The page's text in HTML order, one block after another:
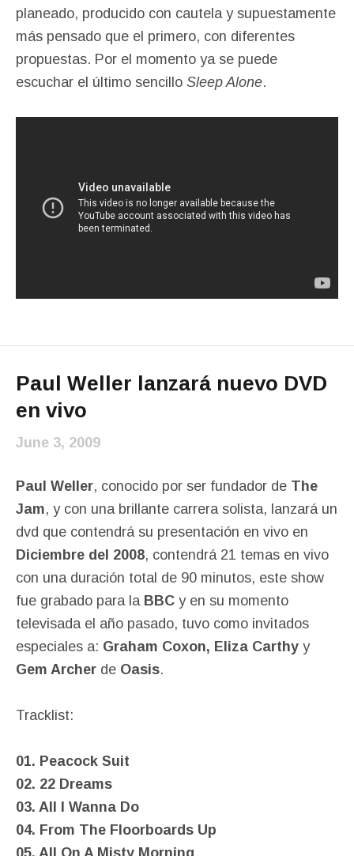
planeado, producido con cautela y supuestamente
más pensado que el primero, con diferentes
propuestas. Por el momento ya se puede
escuchar el último sencillo Sleep Alone.
Paul Weller lanzará nuevo DVD
en vivo
June 3, 2009
Paul Weller, conocido por ser fundador de The
Jam, y con una brillante carrera solista, lanzará un
dvd que contendrá su presentación en vivo en
Diciembre del 2008, contendrá 21 temas en vivo
con una duración total de 90 minutos, este show
fue grabado para la BBC y en su momento
televisada el año pasado, tuvo como invitados
especiales a: Graham Coxon, Eliza Carthy y
Gem Archer de Oasis.
Tracklist:
01. Peacock Suit
02. 22 Dreams
03. All I Wanna Do
04. From The Floorboards Up
05. All On A Misty Morning